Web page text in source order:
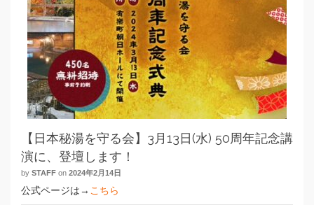
【日本秘湯を守る会】3月13日(水) 50周年記念講
演に、登壇します！
by STAFF on 2024年2月14日
公式ページは→ こちら